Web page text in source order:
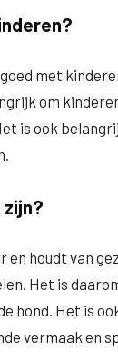
met
om
is ook
zijn?
houdt van
Het is
hond. Het is
vermaak en